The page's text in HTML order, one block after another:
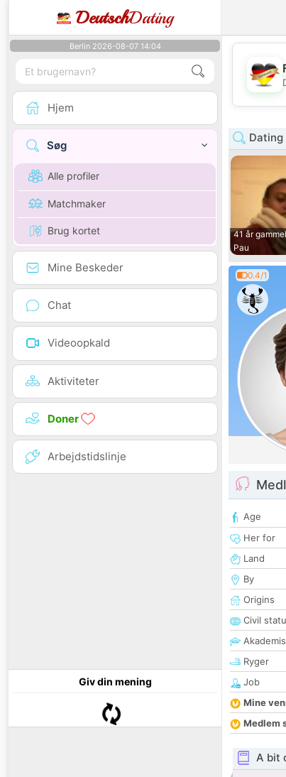
DeutschDating
Berlin 2026-08-07 14:04
Hjem
Søg
Alle profiler
Matchmaker
Brug kortet
Mine Beskeder
Chat
Videoopkald
Aktiviteter
Doner
Arbejdstidslinje
Giv din mening
41 år gammel
Pau
0.4/1
Age
Her for
Land
By
Origins
Civil
Ryger
Job
Mine
Medlem
A bit